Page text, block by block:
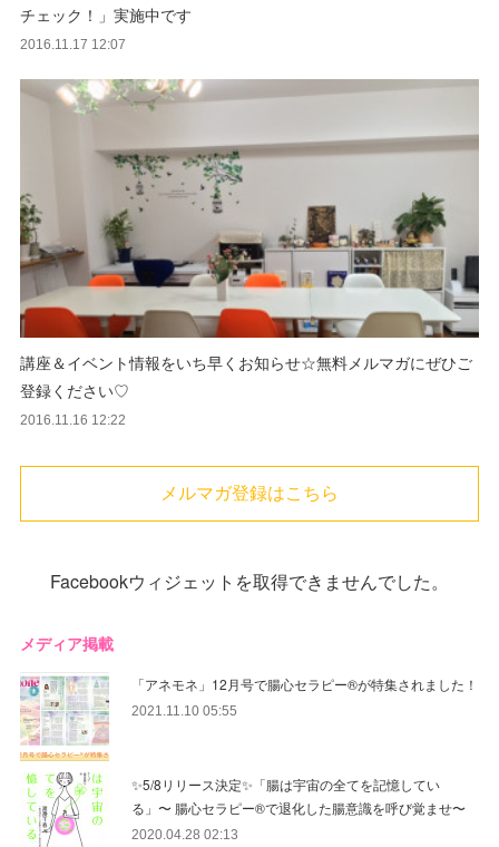
チェック！」実施中です
2016.11.17 12:07
講座＆イベント情報をいち早くお知らせ☆無料メルマガにぜひご
登録ください♡
2016.11.16 12:22
メルマガ登録はこちら
Facebookウィジェットを取得できませんでした。
メディア掲載
「アネモネ」12月号で腸心セラピー®︎が特集されました！
2021.11.10 05:55
✨5/8リリース決定✨「腸は宇宙の全てを記憶してい
る」〜 腸心セラピー®︎で退化した腸意識を呼び覚ませ〜
2020.04.28 02:13